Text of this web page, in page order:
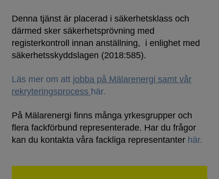
Denna tjänst är placerad i säkerhetsklass och
därmed sker säkerhetsprövning med
registerkontroll innan anställning, i enlighet med
säkerhetsskyddslagen (2018:585).
Läs mer om att jobba på Mälarenergi samt vår
rekryteringsprocess här.
På Mälarenergi finns många yrkesgrupper och
flera fackförbund representerade. Har du frågor
kan du kontakta våra fackliga representanter här.